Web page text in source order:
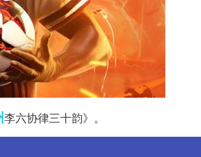
李六协律三十韵》。